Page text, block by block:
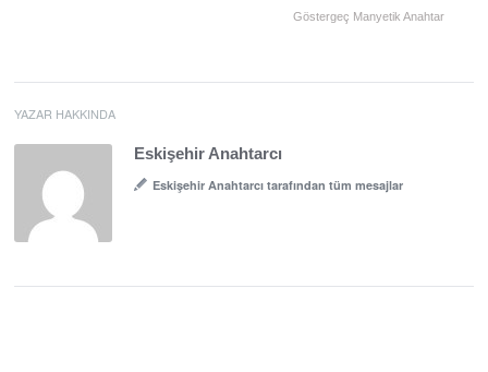
Göstergeç Manyetik Anahtar
YAZAR HAKKINDA
Eskişehir Anahtarcı
Eskişehir Anahtarcı tarafından tüm mesajlar